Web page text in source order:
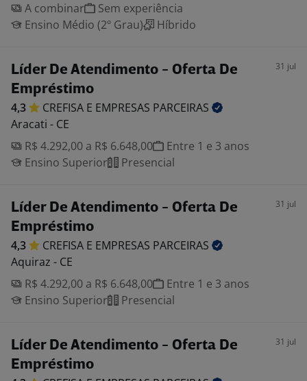
A combinar
Sem experiência
Ensino Médio (2º Grau)
Híbrido
Líder De Atendimento - Oferta De
Empréstimo
31 jul
4,3 CREFISA E EMPRESAS PARCEIRAS
Aracati - CE
R$ 4.292,00 a R$ 6.648,00
Entre 1 e 3 anos
Ensino Superior
Presencial
Líder De Atendimento - Oferta De
Empréstimo
31 jul
4,3 CREFISA E EMPRESAS PARCEIRAS
Aquiraz - CE
R$ 4.292,00 a R$ 6.648,00
Entre 1 e 3 anos
Ensino Superior
Presencial
Líder De Atendimento - Oferta De
Empréstimo
31 jul